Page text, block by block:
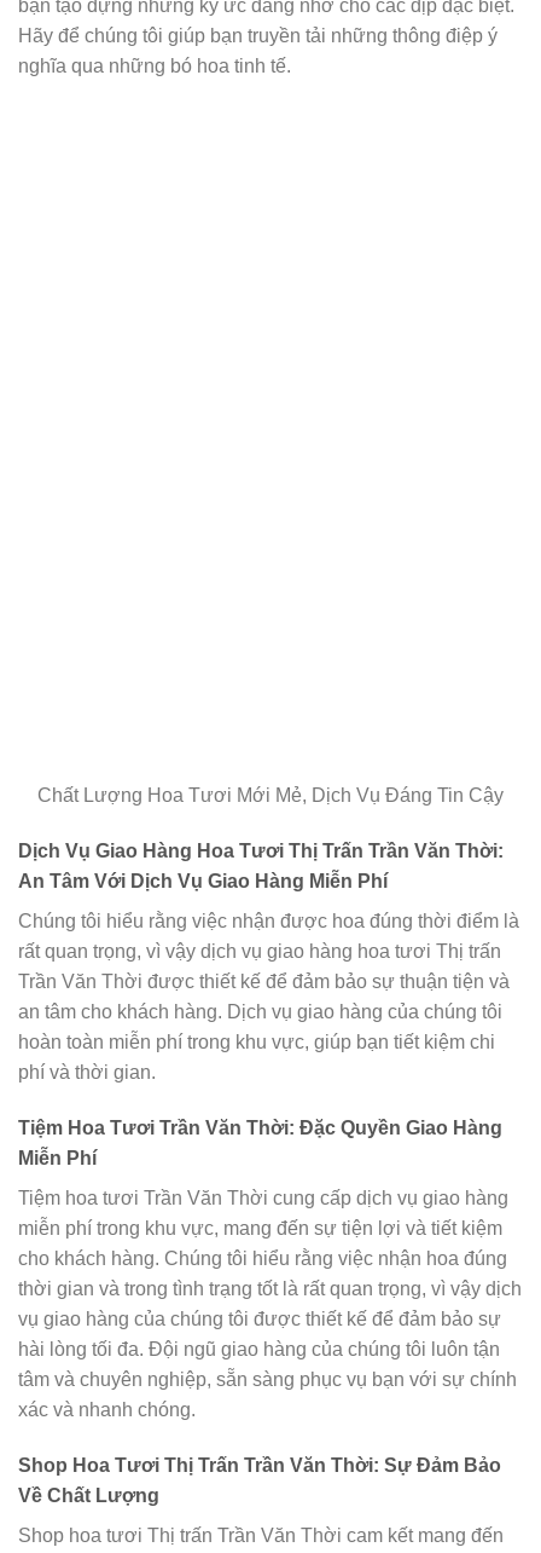
bạn tạo dựng những ký ức đáng nhớ cho các dịp đặc biệt.
Hãy để chúng tôi giúp bạn truyền tải những thông điệp ý
nghĩa qua những bó hoa tinh tế.
Chất Lượng Hoa Tươi Mới Mẻ, Dịch Vụ Đáng Tin Cậy
Dịch Vụ Giao Hàng Hoa Tươi Thị Trấn Trần Văn Thời:
An Tâm Với Dịch Vụ Giao Hàng Miễn Phí
Chúng tôi hiểu rằng việc nhận được hoa đúng thời điểm là
rất quan trọng, vì vậy dịch vụ giao hàng hoa tươi Thị trấn
Trần Văn Thời được thiết kế để đảm bảo sự thuận tiện và
an tâm cho khách hàng. Dịch vụ giao hàng của chúng tôi
hoàn toàn miễn phí trong khu vực, giúp bạn tiết kiệm chi
phí và thời gian.
Tiệm Hoa Tươi Trần Văn Thời: Đặc Quyền Giao Hàng
Miễn Phí
Tiệm hoa tươi Trần Văn Thời cung cấp dịch vụ giao hàng
miễn phí trong khu vực, mang đến sự tiện lợi và tiết kiệm
cho khách hàng. Chúng tôi hiểu rằng việc nhận hoa đúng
thời gian và trong tình trạng tốt là rất quan trọng, vì vậy dịch
vụ giao hàng của chúng tôi được thiết kế để đảm bảo sự
hài lòng tối đa. Đội ngũ giao hàng của chúng tôi luôn tận
tâm và chuyên nghiệp, sẵn sàng phục vụ bạn với sự chính
xác và nhanh chóng.
Shop Hoa Tươi Thị Trấn Trần Văn Thời: Sự Đảm Bảo
Về Chất Lượng
Shop hoa tươi Thị trấn Trần Văn Thời cam kết mang đến